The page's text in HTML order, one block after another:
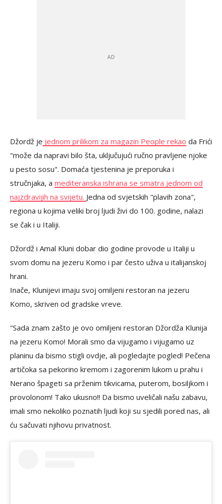
Džordž je jednom prilikom za magazin People rekao da Frići
"može da napravi bilo šta, uključujući ručno pravljene njoke
u pesto sosu". Domaća tjestenina je preporuka i
stručnjaka, a mediteranska ishrana se smatra jednom od
najzdravijih na svijetu. Jedna od svjetskih "plavih zona",
regiona u kojima veliki broj ljudi živi do 100. godine, nalazi
se čak i u Italiji.
Džordž i Amal Kluni dobar dio godine provode u Italiji u
svom domu na jezeru Komo i par često uživa u italijanskoj
hrani.
Inače, Klunijevi imaju svoj omiljeni restoran na jezeru
Komo, skriven od gradske vreve.
"Sada znam zašto je ovo omiljeni restoran Džordža Klunija
na jezeru Komo! Morali smo da vijugamo i vijugamo uz
planinu da bismo stigli ovdje, ali pogledajte pogled! Pečena
artičoka sa pekorino kremom i zagorenim lukom u prahu i
Nerano špageti sa prženim tikvicama, puterom, bosiljkom i
provolonom! Tako ukusno!! Da bismo uveličali našu zabavu,
imali smo nekoliko poznatih ljudi koji su sjedili pored nas, ali
ću sačuvati njihovu privatnost.